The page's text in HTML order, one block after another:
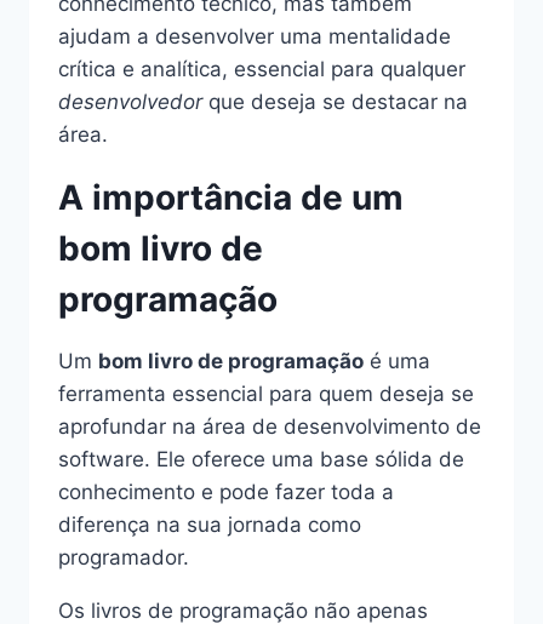
ajudam a desenvolver uma mentalidade
crítica e analítica, essencial para qualquer
desenvolvedorque deseja se destacar na
área.
A importância de um
bom livro de
programação
Um bom livro de programação é uma
ferramenta essencial para quem deseja se
aprofundar na área de desenvolvimento de
software. Ele oferece uma base sólida de
conhecimento e pode fazer toda a
diferença na sua jornada como
programador.
Os livros de programação não apenas